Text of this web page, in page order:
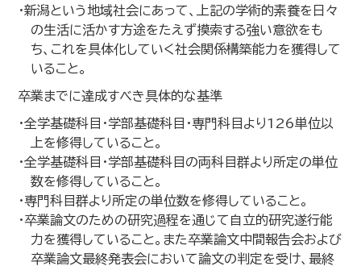
・新潟という地域社会にあって、上記の学術的素養を日々
の生活に活かす方途をたえず摸索する強い意欲をも
ち、これを具体化していく社会関係構築能力を獲得して
いること。
卒業までに達成すべき具体的な基準
・全学基礎科目・学部基礎科目・専門科目より126単位以
上を修得していること。
・全学基礎科目・学部基礎科目の両科目群より所定の単位
数を修得していること。
・専門科目群より所定の単位数を修得していること。
・卒業論文のための研究過程を通じて自立的研究遂行能
力を獲得していること。また卒業論文中間報告会および
卒業論文最終発表会において論文の判定を受け、最終